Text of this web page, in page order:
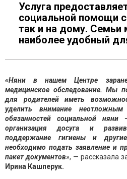
Услуга
социальной помощи
так и на дому. Семьи
наиболее удобный
«Няни в нашем Центре
медицинское обследование. Мы
для родителей иметь
уделить внимание
обязанностей социальной
организация досуга и
поддержание гигиены и
необходимо подать заявление и
пакет документов», — рассказала
Ирина Кашперук.